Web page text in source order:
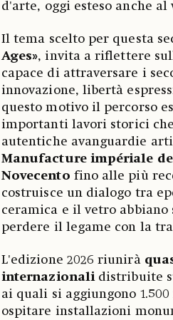
d'arte, oggi esteso anche al
Il tema scelto per questa
Ages», invita a riflettere
capace di attraversare i
innovazione, libertà
questo motivo il percorso
importanti lavori storici
autentiche avanguardie
Manufacture impériale de
Novecento fino alle più
costruisce un dialogo tra
ceramica e il vetro
perdere il legame con la
L'edizione 2026 riunirà
internazionali distribuite
ai quali si aggiungono
ospitare installazioni